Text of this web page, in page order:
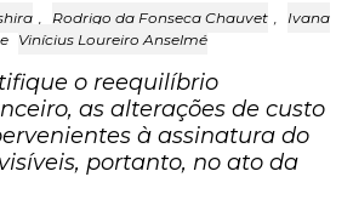
, Rodrigo da Fonseca Chauvet , Ivana
e Vinícius Loureiro Anselmé
o reequilíbrio
as alterações de custo
à assinatura do
portanto, no ato da